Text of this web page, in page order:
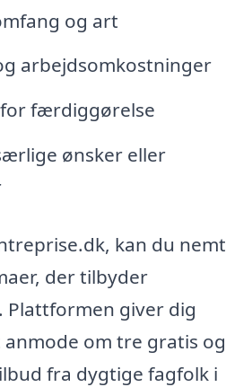
og art
arbejdsomkostninger
færdiggørelse
ønsker eller
kan du nemt
der tilbyder
giver dig
om tre gratis og
fra dygtige fagfolk i